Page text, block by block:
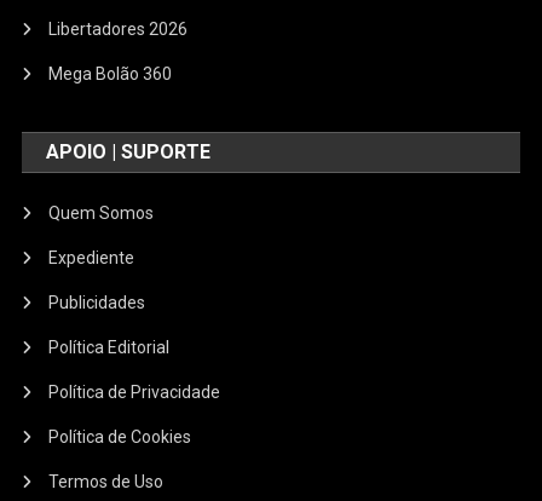
Libertadores 2026
Mega Bolão 360
APOIO | SUPORTE
Quem Somos
Expediente
Publicidades
Política Editorial
Política de Privacidade
Política de Cookies
Termos de Uso